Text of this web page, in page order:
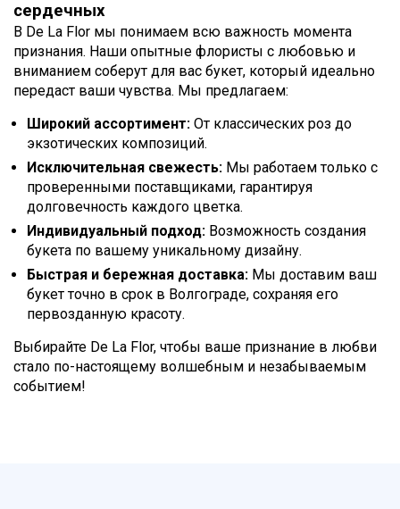
сердечных
В De La Flor мы понимаем всю важность момента
признания. Наши опытные флористы с любовью и
вниманием соберут для вас букет, который идеально
передаст ваши чувства. Мы предлагаем:
Широкий ассортимент: От классических роз до
экзотических композиций.
Исключительная свежесть: Мы работаем только с
проверенными поставщиками, гарантируя
долговечность каждого цветка.
Индивидуальный подход: Возможность создания
букета по вашему уникальному дизайну.
Быстрая и бережная доставка: Мы доставим ваш
букет точно в срок в Волгограде, сохраняя его
первозданную красоту.
Выбирайте De La Flor, чтобы ваше признание в любви
стало по-настоящему волшебным и незабываемым
событием!